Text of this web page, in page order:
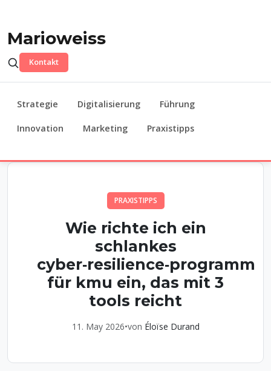
Marioweiss
Kontakt
Strategie Digitalisierung Führung
Innovation Marketing Praxistipps
PRAXISTIPPS
Wie richte ich ein
schlankes
cyber‑resilience‑programm
für kmu ein, das mit 3
tools reicht
11. May 2026•von Éloïse Durand